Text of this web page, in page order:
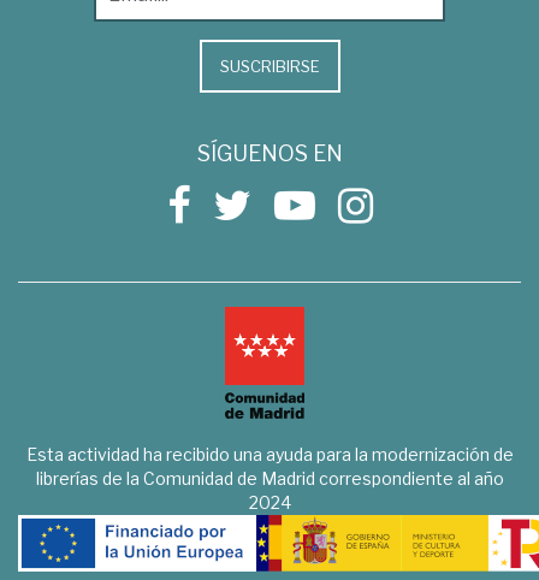
SUSCRIBIRSE
SÍGUENOS EN
Esta actividad ha recibido una ayuda para la modernización de
librerías de la Comunidad de Madrid correspondiente al año
2024